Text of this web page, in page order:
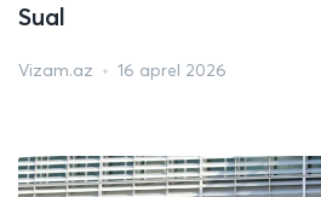
Sual
Vizam.az 16 aprel 2026